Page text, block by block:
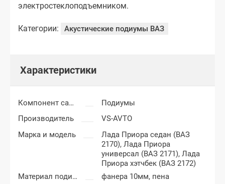
электростеклоподъемником.
Категории: Акустические подиумы ВАЗ
Характеристики
Компонент салона
Подиумы
Производитель
VS-AVTO
Марка и модель
Лада Приора седан (ВАЗ
2170),Лада Приора
универсал (ВАЗ 2171),Лада
Приора хэтчбек (ВАЗ 2172)
Материал подиумов
фанера 10мм, пена